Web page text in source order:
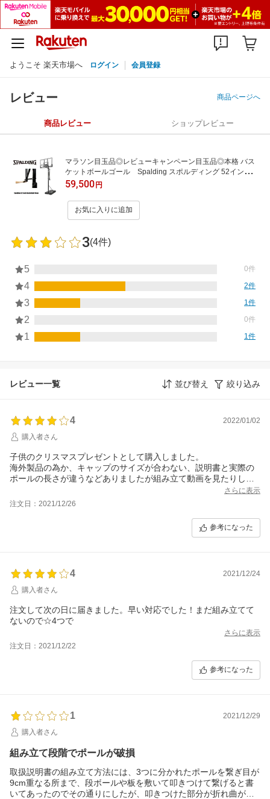
ようこそ 楽天市場へ ログイン 会員登録
レビュー 商品ページへ
商品レビュー ショップレビュー
マラソン目玉品◎レビューキャンペーン目玉品◎本格 バス
ケットボールゴール Spalding スポルディング 52インチ
【132 x 81センチ】【高さ調整：228～305センチ】バック
ボード ガスリフトで高さを調整 ベースタンク 車輪付き
のベース 高さ調節◎バスケ練習 バスケ
59,500円
お気に入りに追加
3(4件)
5 0件
4 2件
3 1件
2 0件
1 1件
レビュー一覧 並び替え 絞り込み
4
2022/01/02
購入者さん
子供のクリスマスプレゼントとして購入しました。
海外製品の為か、キャップのサイズが合わない、説明書と実際の
ポールの長さが違うなどありましたが組み立て動画を見たりしな
がら、夫婦でなんとか組み立てて3時間ほどで出来ました。
子供はボード部分が広いので練習しやすいと喜んでいますので星
さらに表示
注文日：2021/12/26
参考になった
4
2021/12/24
購入者さん
注文して次の日に届きました。早い対応でした！まだ組み立てて
ないので☆4つで
さらに表示
注文日：2021/12/22
参考になった
1
2021/12/29
購入者さん
組み立て段階でポールが破損
取扱説明書の組み立て方法には、3つに分かれたポールを繋ぎ目が
9cm重なる所まで、段ボールや板を敷いて叩きつけて繋げると書
いてあったのでその通りにしたが、叩きつけた部分が折れ曲がり